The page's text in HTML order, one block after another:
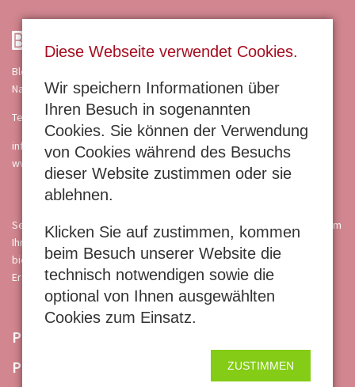
Bloch & Müller GmbH
Nahering 4 · 55218 Ingelheim
Telefon 06132 87051
info@blochundmueller.de
www.blochundmueller.de
Seit über 40 Jahren ist der Familienbetrieb Bloch & Müller in Ingelheim
Ihr zuverlässiger Partner für Haushalts- und Gewerbegeräte und
bietet Full-Service von der Beratung über den Verkauf bis zum
Ersatzteil- und Reparaturservice.
NAVIGATION
PRIVATKUNDEN
PROFESSIONAL
Diese Webseite verwendet Cookies.
Wir speichern Informationen über
Ihren Besuch in sogenannten
Cookies. Sie können der Verwendung
von Cookies während des Besuchs
dieser Website zustimmen oder sie
ablehnen.
Klicken Sie auf zustimmen, kommen
beim Besuch unserer Website die
technisch notwendigen sowie die
optional von Ihnen ausgewählten
Cookies zum Einsatz.
ZUSTIMMEN